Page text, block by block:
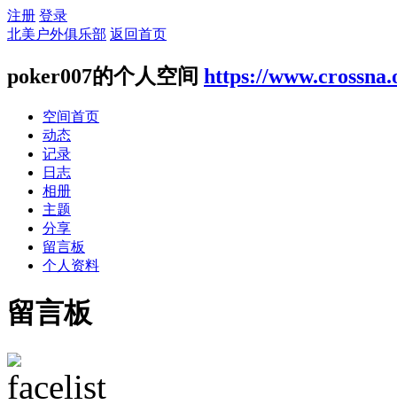
注册 登录
北美户外俱乐部 返回首页
poker007的个人空间 https://
空间首页
动态
记录
日志
相册
主题
分享
留言板
个人资料
留言板